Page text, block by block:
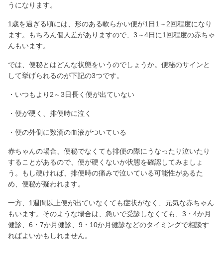
うになります。
1歳を過ぎる頃には、形のある軟らかい便が1日1～2回程度になり
ます。もちろん個人差がありますので、3～4日に1回程度の赤ちゃ
んもいます。
では、便秘とはどんな状態をいうのでしょうか。便秘のサインと
して挙げられるのが下記の3つです。
・いつもより2～3日長く便が出ていない
・便が硬く、排便時に泣く
・便の外側に数滴の血液がついている
赤ちゃんの場合、便秘でなくても排便の際にうなったり泣いたり
することがあるので、便が硬くないか状態を確認してみましょ
う。もし硬ければ、排便時の痛みで泣いている可能性があるた
め、便秘が疑われます。
一方、1週間以上便が出ていなくても症状がなく、元気な赤ちゃん
もいます。そのような場合は、急いで受診しなくても、3・4か月
健診、6・7か月健診、9・10か月健診などのタイミングで相談す
ればよいかもしれません。